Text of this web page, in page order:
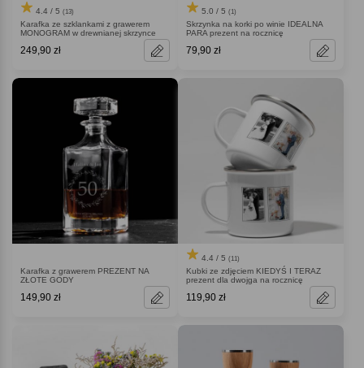
4.4 / 5 (13)
Karafka ze szklankami z grawerem
MONOGRAM w drewnianej skrzynce
249,90 zł
5.0 / 5 (1)
Skrzynka na korki po winie IDEALNA
PARA prezent na rocznicę
79,90 zł
Karafka z grawerem PREZENT NA
ZŁOTE GODY
149,90 zł
4.4 / 5 (11)
Kubki ze zdjęciem KIEDYŚ I TERAZ
prezent dla dwojga na rocznicę
119,90 zł